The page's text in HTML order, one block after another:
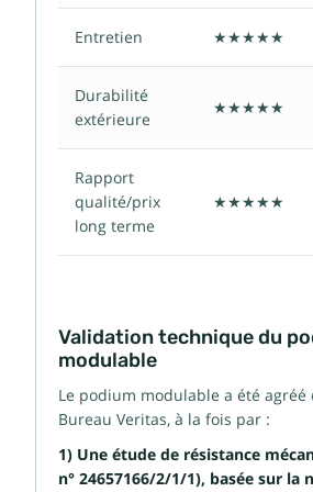
Entretien ★★★★★
Durabilité
extérieure
★★★★★
Rapport
qualité/prix
long terme
★★★★★
Validation technique du
modulable
Le podium modulable a été agréé
Bureau Veritas, à la fois par :
1) Une étude de résistance
n° 24657166/2/1/1), basée sur la